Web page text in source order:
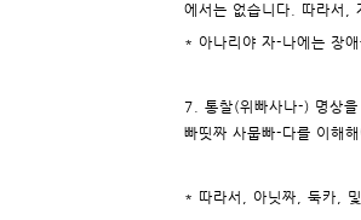
에서는 없습니다. 따라서,
* 아나리야 자-나에는 장
7. 통찰(위빠사나-) 명상
빠띳짜 사뭅빠-다를 이해
* 따라서, 아닛짜, 둑카, 및